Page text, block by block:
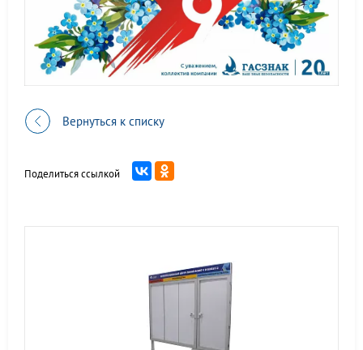
Вернуться к списку
Поделиться ссылкой